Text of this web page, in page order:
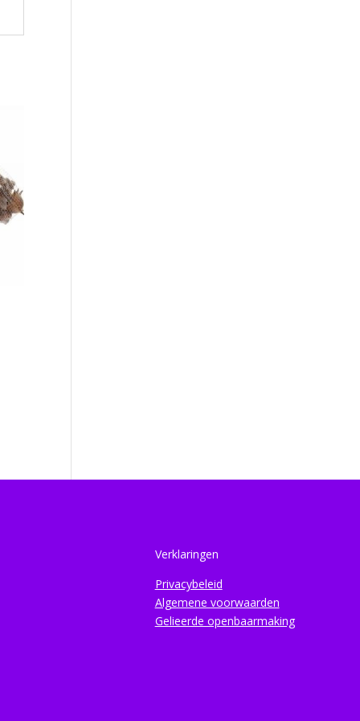
Verklaringen
Privacybeleid
Algemene voorwaarden
Gelieerde openbaarmaking